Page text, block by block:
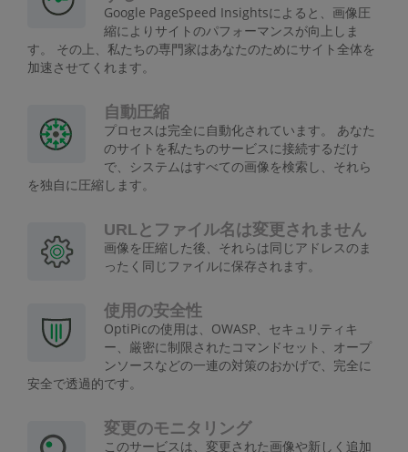
Google PageSpeed Insightsによると、画像圧
縮によりサイトのパフォーマンスが向上しま
す。 その上、私たちの専門家はあなたのためにサイト全体を
加速させてくれます。
自動圧縮
プロセスは完全に自動化されています。 あなた
のサイトを私たちのサービスに接続するだけ
で、システムはすべての画像を検索し、それら
を独自に圧縮します。
URLとファイル名は変更されません
画像を圧縮した後、それらは同じアドレスのま
ったく同じファイルに保存されます。
使用の安全性
OptiPicの使用は、OWASP、セキュリティキ
ー、厳密に制限されたコマンドセット、オープ
ンソースなどの一連の対策のおかげで、完全に
安全で透過的です。
変更のモニタリング
このサービスは、変更された画像や新しく追加